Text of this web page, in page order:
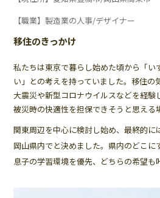
【職業】製造業の人事/デザイナー
移住のきっかけ
私たちは東京で暮らし始めた頃から「い
い」との考えを持っていました。移住の
大震災や新型コロナウイルスなどを経験
被災時の快適性を担保できそうと思える
関東周辺を中心に検討し始め、最終的に
岡山県内でと決めました。県内のどこに
息子の学習環境を優先、どちらの希望も